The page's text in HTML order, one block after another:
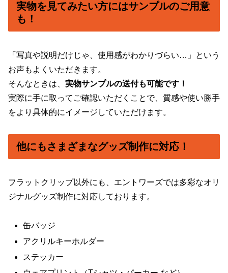
実物を見てみたい方にはサンプルのご用意
も！
「写真や説明だけじゃ、使用感がわかりづらい…」という
お声もよくいただきます。
そんなときは、 実物サンプルの送付も可能です！
実際に手に取ってご確認いただくことで、質感や使い勝手
をより具体的にイメージしていただけます。
他にもさまざまなグッズ制作に対応！
フラットクリップ以外にも、エントワーズでは多彩なオリ
ジナルグッズ制作に対応しております。
缶バッジ
アクリルキーホルダー
ステッカー